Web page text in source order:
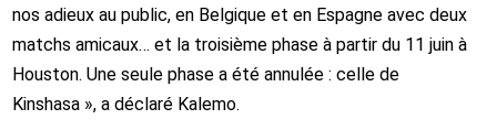
nos adieux au public, en Belgique et en Espagne avec deux
matchs amicaux… et la troisième phase à partir du 11 juin à
Houston. Une seule phase a été annulée : celle de
Kinshasa », a déclaré Kalemo.